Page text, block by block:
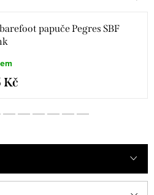
papuče Pegres SBF
Kč